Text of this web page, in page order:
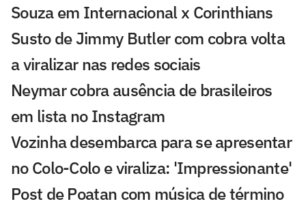
Souza em Internacional x Corinthians
Susto de Jimmy Butler com cobra volta
a viralizar nas redes sociais
Neymar cobra ausência de brasileiros
em lista no Instagram
Vozinha desembarca para se apresentar
no Colo-Colo e viraliza: 'Impressionante'
Post de Poatan com música de término